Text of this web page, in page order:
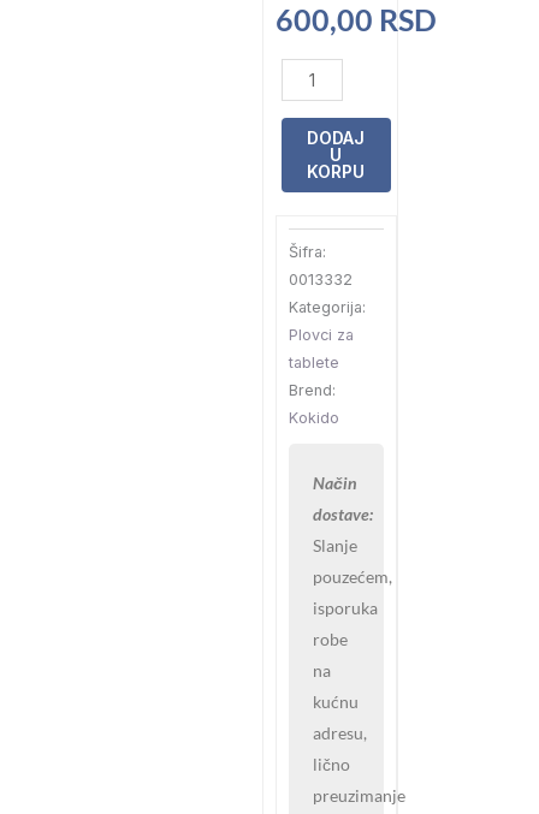
600,00 RSD
Plovak
za
tablete
Mini
20g
količina
DODAJ
U
KORPU
Šifra:
0013332
Kategorija:
Plovci za
tablete
Brend:
Kokido
Način
dostave:
Slanje
pouzećem,
isporuka
robe
na
kućnu
adresu,
lično
preuzimanje